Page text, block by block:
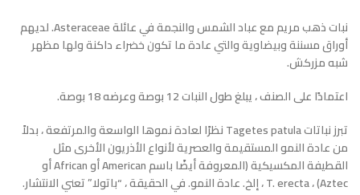
نبات ذهب مريم مع عباد الشمس والنجمة في عائلة Asteraceae. لديهم
أوراق مسننة وبيضاوية والتي عادة ما تكون خضراء داكنة ولها مظهر
شبه مزركش.
اعتمادًا على الصنف ، يبلغ طول النبات 12 بوصة وعرضه 18 بوصة.
تبرز نباتات Tagetes patula نظرًا لعادة نموها الواسعة والمرتفعة ، بدلاً
من عادة النمو المستقيمة والعصرية لأنواع الأذريون الأخرى مثل
القطيفة المكسيكية (المعروفة أيضًا باسم American أو African أو
Aztec) ، T. erecta ، إلخ. عادة النمو. في الحقيقة ، “باتولا” تعني الانتشار.